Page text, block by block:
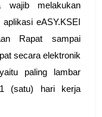
wajib melakukan
eASY.KSEI
Rapat sampai
secara elektronik
paling lambar
(satu) hari kerja